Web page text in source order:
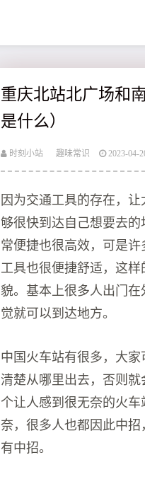
重庆北站北广场和
是什么）
时刻小站 趣味常识 2023-04-
因为交通工具的存在，
够很快到达自己想要去
常便捷也很高效，可是
工具也很便捷舒适，这
貌。基本上很多人出门
觉就可以到达地方。
中国火车站有很多，大
清楚从哪里出去，否则
个让人感到很无奈的火
奈，很多人也都因此中
有中招。